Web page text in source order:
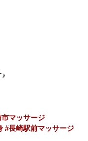
マッサージ
#長崎駅前マッサージ